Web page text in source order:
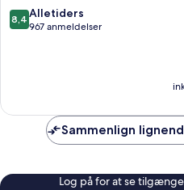
8.4
ud
8,4 Alletiders
967 anmeldelser
Sammenlign
Log på for at se